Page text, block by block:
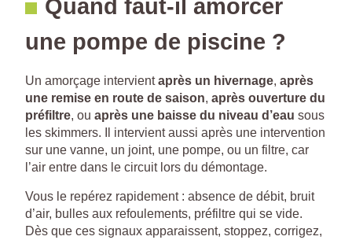
Quand faut-il amorcer
une pompe de piscine ?
Un amorçage intervientaprès un hivernage, après
une remise en route de saison, après ouverture du
préfiltre, ou après une baisse du niveau d’eau sous
les skimmers. Il intervient aussi après une intervention
sur une vanne, un joint, une pompe, ou un filtre, car
l’air entre dans le circuit lors du démontage.
Vous le repérez rapidement : absence de débit, bruit
d’air, bulles aux refoulements, préfiltre qui se vide.
Dès que ces signaux apparaissent, stoppez, corrigez,